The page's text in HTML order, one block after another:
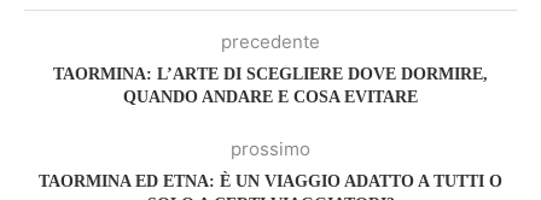
precedente
TAORMINA: L’ARTE DI SCEGLIERE DOVE DORMIRE,
QUANDO ANDARE E COSA EVITARE
prossimo
TAORMINA ED ETNA: È UN VIAGGIO ADATTO A TUTTI O